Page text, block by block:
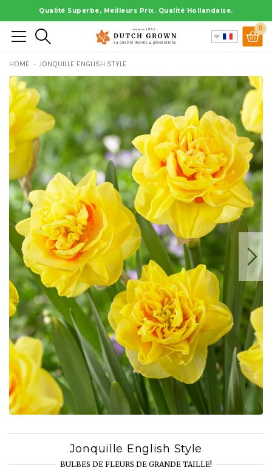
au
contenu
Qualité Superbe, Meilleurs Prix. Qualité Hollandaise.
Rechercher 0
HOME JONQUILLE ENGLISH STYLE
Jonquille English Style
BULBES DE FLEURS DE GRANDE TAILLE!